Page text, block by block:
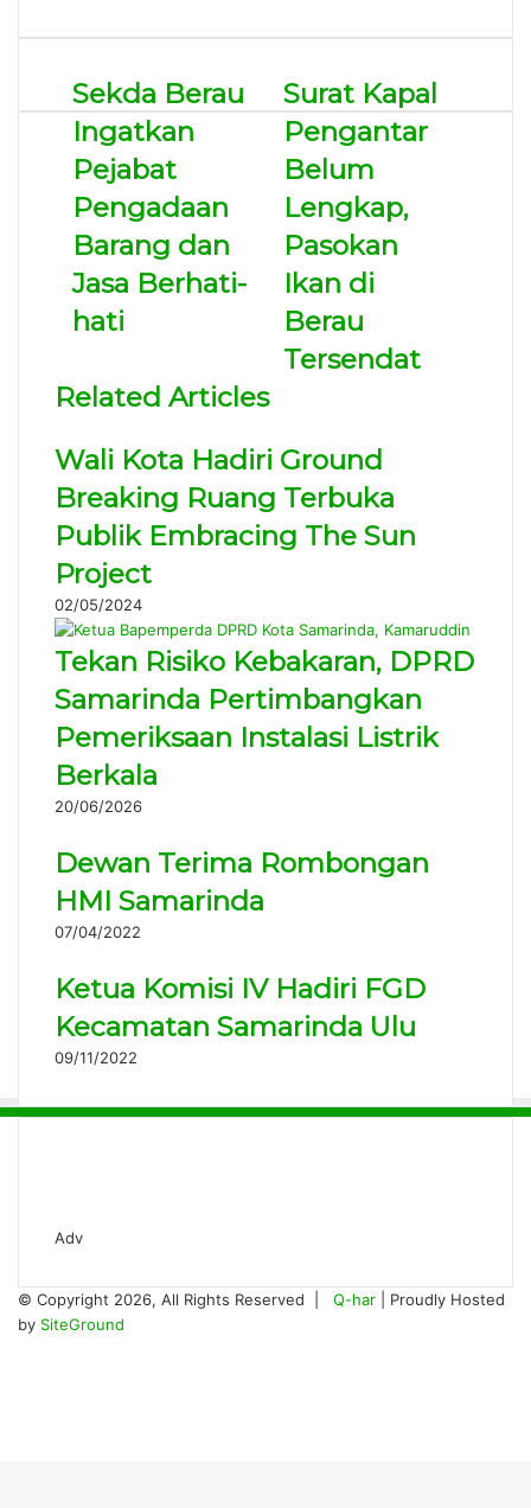
Sekda Berau
Ingatkan
Pejabat
Pengadaan
Barang dan
Jasa Berhati-
hati
Surat Kapal
Pengantar
Belum
Lengkap,
Pasokan
Ikan di
Berau
Tersendat
Related Articles
Wali Kota Hadiri Ground
Breaking Ruang Terbuka
Publik Embracing The Sun
Project
02/05/2024
Tekan Risiko Kebakaran, DPRD
Samarinda Pertimbangkan
Pemeriksaan Instalasi Listrik
Berkala
20/06/2026
Dewan Terima Rombongan
HMI Samarinda
07/04/2022
Ketua Komisi IV Hadiri FGD
Kecamatan Samarinda Ulu
09/11/2022
Adv
© Copyright 2026, All Rights Reserved | Q-har | Proudly Hosted
by SiteGround